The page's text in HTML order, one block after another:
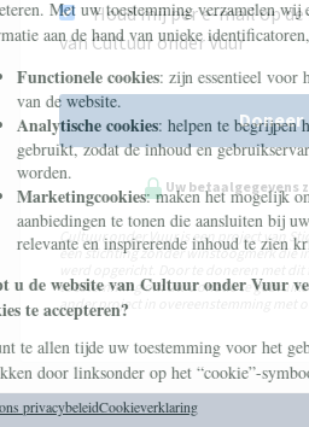
Houd mij per e-mail op
van Cultuur onder Vuur
Doneer
Uw betaalgegevens
Cultuur onder Vuur is een project van
een stichting zonder winstoogmerk die
toestemming om uw donatie te
ander project in overeenstemming met